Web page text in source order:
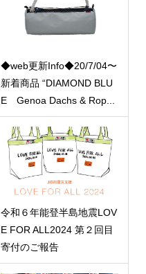
◆web更新Info◆20/7/04〜
新着商品 “DIAMOND BLU
E Genoa Dachs & Rop...
令和６年能登半島地震LOV
E FOR ALL2024 第２回目
寄付のご報告